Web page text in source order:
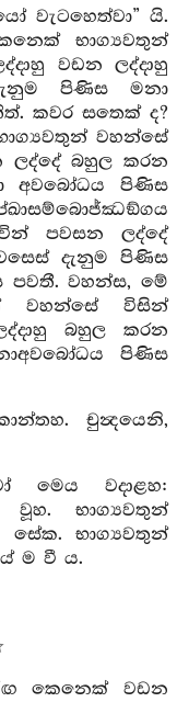
වැටහෙත්වා” යි.
භාග්‍යවතුන්
වඩන ලද්දාහු
පිණිස මනා
කවර සතෙක් ද?
වහන්සේ
ලද්දේ බහුල කරන
අවබෝධය පිණිස
පවසන ලද්දේ
දැනුම පිණිස
වහන්ස, මේ
වහන්සේ විසින්
බහුල කරන
පිණිස
චුන්‍දයෙනි,
මෙය වදාළහ:
වූහ. භාග්‍යවතුන්
භාග්‍යවතුන්
ම වී ය.
කෙනෙක් වඩන